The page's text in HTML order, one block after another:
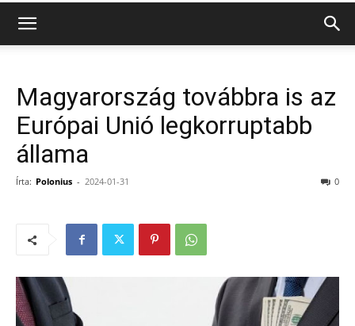
Magyarország továbbra is az
Európai Unió legkorruptabb
állama
Írta: Polonius - 2024-01-31 0